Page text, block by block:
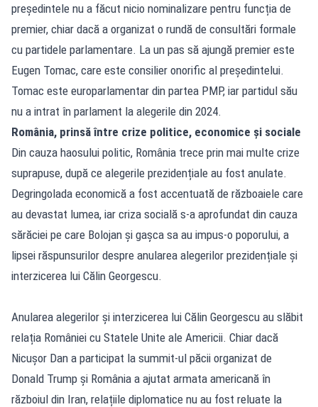
președintele nu a făcut nicio nominalizare pentru funcția de
premier, chiar dacă a organizat o rundă de consultări formale
cu partidele parlamentare. La un pas să ajungă premier este
Eugen Tomac, care este consilier onorific al președintelui.
Tomac este europarlamentar din partea PMP, iar partidul său
nu a intrat în parlament la alegerile din 2024.
România, prinsă între crize politice, economice și sociale
Din cauza haosului politic, România trece prin mai multe crize
suprapuse, după ce alegerile prezidențiale au fost anulate.
Degringolada economică a fost accentuată de războaiele care
au devastat lumea, iar criza socială s-a aprofundat din cauza
sărăciei pe care Bolojan și gașca sa au impus-o poporului, a
lipsei răspunsurilor despre anularea alegerilor prezidențiale și
interzicerea lui Călin Georgescu.
Anularea alegerilor și interzicerea lui Călin Georgescu au slăbit
relația României cu Statele Unite ale Americii. Chiar dacă
Nicușor Dan a participat la summit-ul păcii organizat de
Donald Trump și România a ajutat armata americană în
războiul din Iran, relațiile diplomatice nu au fost reluate la